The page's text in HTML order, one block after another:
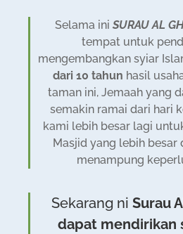
Selama ini SURAU AL
tempat untuk
mengembangkan syiar
dari 10 tahun hasil
taman ini, Jemaah yang
semakin ramai dari hari
kami lebih besar lagi
Masjid yang lebih besar
menampung
Sekarang ni Surau
dapat mendirikan